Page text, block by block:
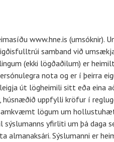
www.hne.is (umsóknir).
samband við
(ekki lögðaðilum) er
nota og er í þeirra
út lögheimili sitt eða eina
uppfylli kröfur í
lögum um hollustuhætti
yfirliti um þá
almanaksári. Sýslumanni er